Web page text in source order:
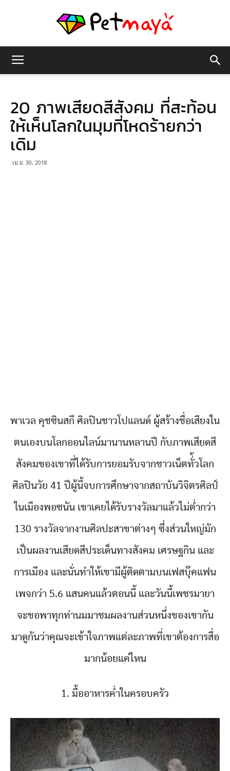
มายา
20 ภาพเสียดสีสังคม ที่สะท้อน
ให้เห็นโลกในมุมที่โหดร้ายกว่า
เดิม
เม.ย. 30, 2018
พาเวล คุชซินสกี ศิลปินชาวโปแลนด์ ผู้สร้างชื่อเสียงใน
ตนเองบนโลกออนไลน์มานานหลานปี กับภาพเสียดสี
สังคมของเขาที่ได้รับการยอมรับจากชาวเน็ตทั่้วโลก
ศิลปินวัย 41 ปีผู้นี้จบการศึกษาจากสถาบันวิจิตรศิลป์
ในเมืองพอซนัน เขาเคยได้รับรางวัลมาแล้วไม่ต่ำกว่า
130 รางวัลจากงานศิลปะสาขาต่างๆ ซึ่งส่วนใหญ่มัก
เป็นผลงานเสียดสีประเด็นทางสังคม เศรษฐกิน และ
การเมือง และนั่นทำให้เขามีผู้ติดตามบนเฟสบุ๊คแฟน
เพจกว่า 5.6 แสนคนแล้วตอนนี้ และวันนี้เพชรมายา
จะขอพาทุกท่านมมาชมผลงานส่วนหนึ่งของเขากัน
มาดูกันว่าคุณจะเข้าใจภาพแต่ละภาพที่เขาต้องการสื่อ
มากน้อยแค่ไหน
1. มื้ออาหารค่ำในครอบครัว